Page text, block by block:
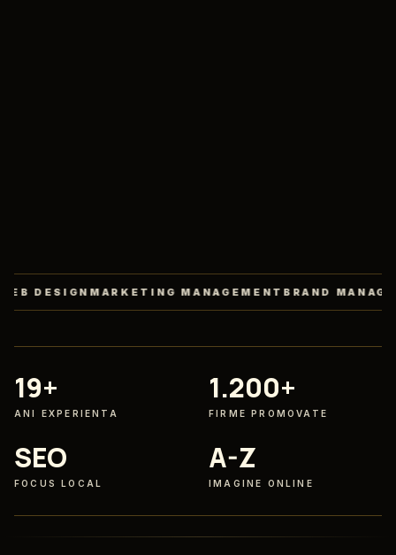
MARKETING MANAGEMENTBRAND MANAGEMENT
19+
ANI EXPERIENTA
1.200+
FIRME PROMOVATE
SEO
FOCUS LOCAL
A-Z
IMAGINE ONLINE